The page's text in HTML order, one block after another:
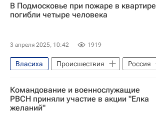
В Подмосковье при пожаре в квартире
погибли четыре человека
3 апреля 2025, 10:42 1919
Власиха Происшествия
Россия
Следственный комитет России (СК РФ)
Московская область (Подмосковье)
Командование и военнослужащие
РВСН приняли участие в акции "Елка
желаний"